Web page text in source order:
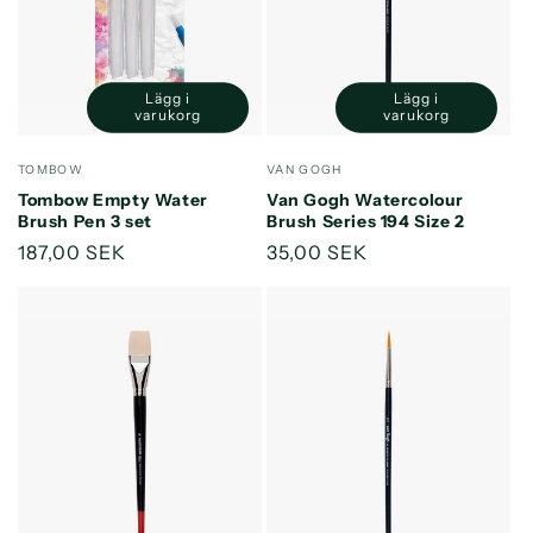
:
Säljare:
TOMBOW
Tombow Empty Water
Brush Pen 3 set
Ordinarie
187,00 SEK
Minska
kvantitet
Title
Öka
kvantitet
Title
Lägg i
varukorg
Säljare:
VAN GOGH
Van Gogh Watercolour
Brush Series 194 Size 2
Ordinarie
35,00 SEK
Minska
kvantitet
Title
Öka
kvantitet
Title
Lägg i
varukorg